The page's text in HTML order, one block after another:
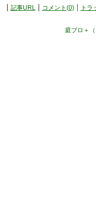
記事URL コメント(0) トラ
庭ブロ＋